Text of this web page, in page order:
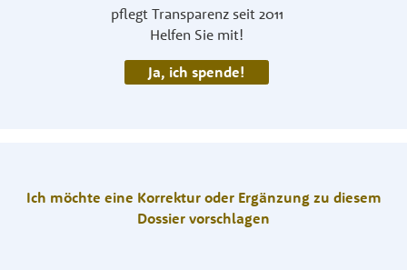
pflegt Transparenz seit 2011
Helfen Sie mit!
Ja, ich spende!
Ich möchte eine Korrektur oder Ergänzung zu diesem
Dossier vorschlagen